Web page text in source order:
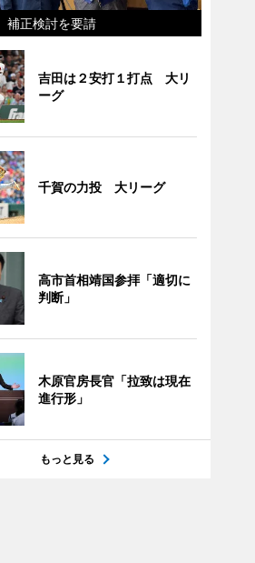
補正検討を要請
吉田は２安打１打点 大リ
ーグ
千賀の力投 大リーグ
高市首相靖国参拝「適切に
判断」
木原官房長官「拉致は現在
進行形」
もっと見る